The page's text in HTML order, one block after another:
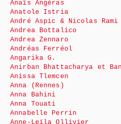
Anaïs Angéras
Anatole Istria
André Aspic & Nicolas Rami
Andrea Bottalico
Andrea Zennaro
Andréas Ferréol
Angarika G.
Anirban Bhattacharya et
Anissa Tlemcen
Anna (Rennes)
Anna Bahini
Anna Touati
Annabelle Perrin
Anne-Leïla Ollivier